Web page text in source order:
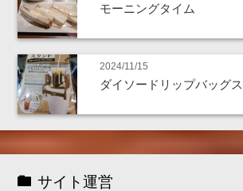
モーニングタイム
2024/11/15
ダイソードリップバッグ
サイト運営